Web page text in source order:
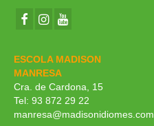
ESCOLA MADISON
MANRESA
Cra. de Cardona, 15
Tel: 93 872 29 22
manresa@madisonidiomes.com